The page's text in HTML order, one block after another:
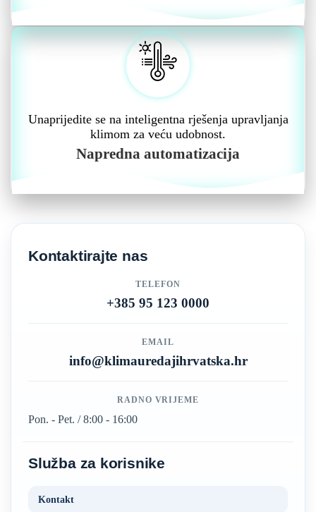
Unaprijedite se na inteligentna rješenja upravljanja
klimom za veću udobnost.
Napredna automatizacija
Kontaktirajte nas
TELEFON
+385 95 123 0000
EMAIL
info@klimauredajihrvatska.hr
RADNO VRIJEME
Pon. - Pet. / 8:00 - 16:00
Služba za korisnike
Kontakt